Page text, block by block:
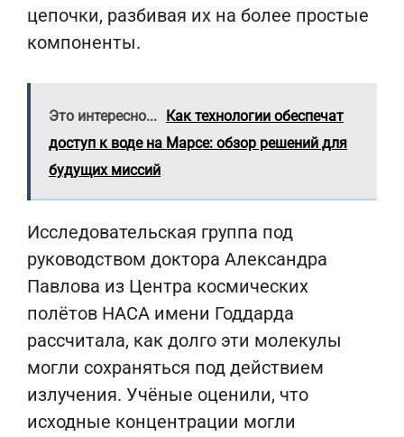
цепочки, разбивая их на более простые
компоненты.
Это интересно... Как технологии обеспечат
доступ к воде на Марсе: обзор решений для
будущих миссий
Исследовательская группа под
руководством доктора Александра
Павлова из Центра космических
полётов НАСА имени Годдарда
рассчитала, как долго эти молекулы
могли сохраняться под действием
излучения. Учёные оценили, что
исходные концентрации могли